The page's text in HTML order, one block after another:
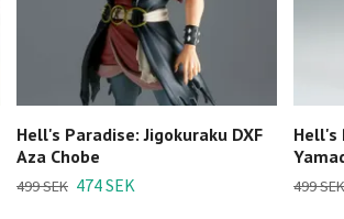
Hell's Paradise: Jigokuraku DXF
Aza Chobe
499 SEK 474 SEK
Hell's
499 SEK